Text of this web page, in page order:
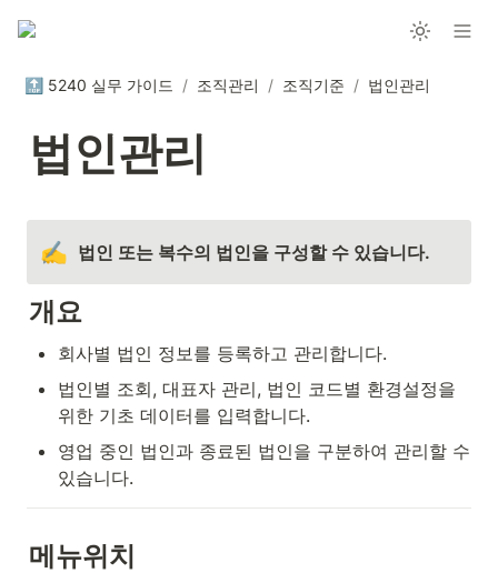
🔝 5240 실무 가이드 / 조직관리 / 조직기준 / 법인관리
법인관리
✍️ 법인 또는 복수의 법인을 구성할 수 있습니다.
개요
회사별 법인 정보를 등록하고 관리합니다.
법인별 조회, 대표자 관리, 법인 코드별 환경설정을
위한 기초 데이터를 입력합니다.
영업 중인 법인과 종료된 법인을 구분하여 관리할 수
있습니다.
메뉴위치